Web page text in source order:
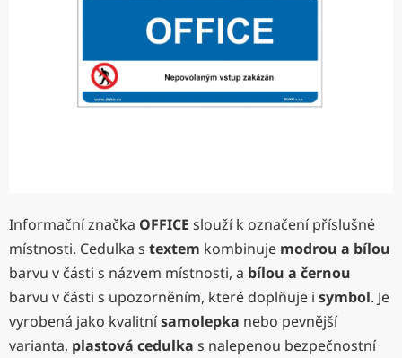
Informační značka OFFICE slouží k označení příslušné
místnosti. Cedulka s textem kombinuje modrou a bílou
barvu v části s názvem místnosti, a bílou a černou
barvu v části s upozorněním, které doplňuje i symbol. Je
vyrobená jako kvalitnísamolepka nebo pevnější
varianta, plastová cedulka s nalepenou bezpečnostní